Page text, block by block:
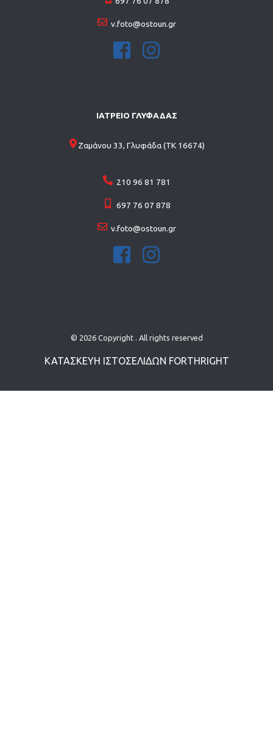
v.foto@ostoun.gr
ΙΑΤΡΕΙΟ ΓΛΥΦΑΔΑΣ
Ζαμάνου 33, Γλυφάδα (ΤΚ 16674)
210 96 81 781
697 76 07 878
v.foto@ostoun.gr
© 2026 Copyright . All rights reserved
ΚΑΤΑΣΚΕΥΗ ΙΣΤΟΣΕΛΙΔΩN FORTHRIGHT